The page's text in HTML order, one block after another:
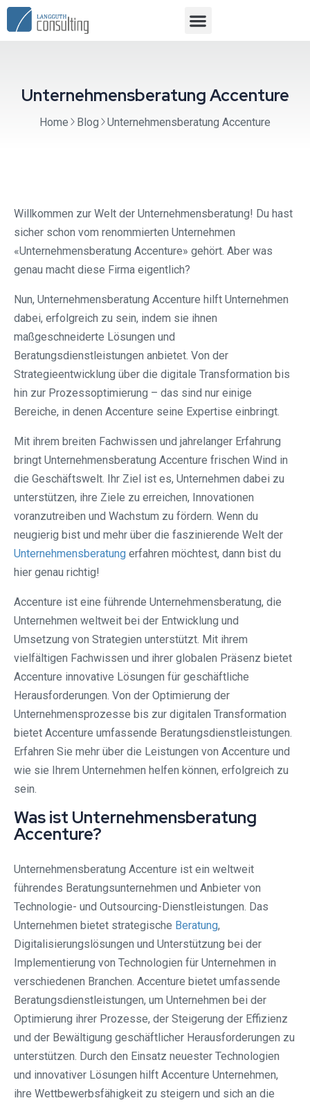
Unternehmensberatung Accenture
Home Blog Unternehmensberatung Accenture
Willkommen zur Welt der Unternehmensberatung! Du hast
sicher schon vom renommierten Unternehmen
«Unternehmensberatung Accenture» gehört. Aber was
genau macht diese Firma eigentlich?
Nun, Unternehmensberatung Accenture hilft Unternehmen
dabei, erfolgreich zu sein, indem sie ihnen
maßgeschneiderte Lösungen und
Beratungsdienstleistungen anbietet. Von der
Strategieentwicklung über die digitale Transformation bis
hin zur Prozessoptimierung – das sind nur einige
Bereiche, in denen Accenture seine Expertise einbringt.
Mit ihrem breiten Fachwissen und jahrelanger Erfahrung
bringt Unternehmensberatung Accenture frischen Wind in
die Geschäftswelt. Ihr Ziel ist es, Unternehmen dabei zu
unterstützen, ihre Ziele zu erreichen, Innovationen
voranzutreiben und Wachstum zu fördern. Wenn du
neugierig bist und mehr über die faszinierende Welt der
Unternehmensberatung erfahren möchtest, dann bist du
hier genau richtig!
Accenture ist eine führende Unternehmensberatung, die
Unternehmen weltweit bei der Entwicklung und
Umsetzung von Strategien unterstützt. Mit ihrem
vielfältigen Fachwissen und ihrer globalen Präsenz bietet
Accenture innovative Lösungen für geschäftliche
Herausforderungen. Von der Optimierung der
Unternehmensprozesse bis zur digitalen Transformation
bietet Accenture umfassende Beratungsdienstleistungen.
Erfahren Sie mehr über die Leistungen von Accenture und
wie sie Ihrem Unternehmen helfen können, erfolgreich zu
sein.
Was ist Unternehmensberatung
Accenture?
Unternehmensberatung Accenture ist ein weltweit
führendes Beratungsunternehmen und Anbieter von
Technologie- und Outsourcing-Dienstleistungen. Das
Unternehmen bietet strategische Beratung,
Digitalisierungslösungen und Unterstützung bei der
Implementierung von Technologien für Unternehmen in
verschiedenen Branchen. Accenture bietet umfassende
Beratungsdienstleistungen, um Unternehmen bei der
Optimierung ihrer Prozesse, der Steigerung der Effizienz
und der Bewältigung geschäftlicher Herausforderungen zu
unterstützen. Durch den Einsatz neuester Technologien
und innovativer Lösungen hilft Accenture Unternehmen,
ihre Wettbewerbsfähigkeit zu steigern und sich an die